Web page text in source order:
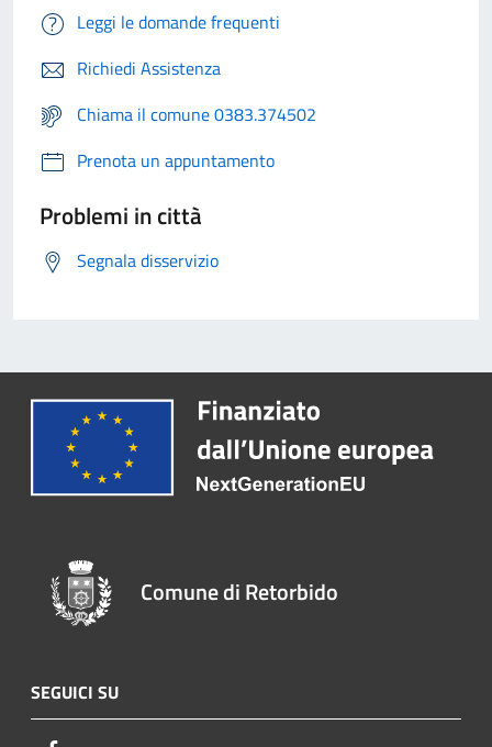
Leggi le domande frequenti
Richiedi Assistenza
Chiama il comune 0383.374502
Prenota un appuntamento
Problemi in città
Segnala disservizio
Comune di Retorbido
SEGUICI SU